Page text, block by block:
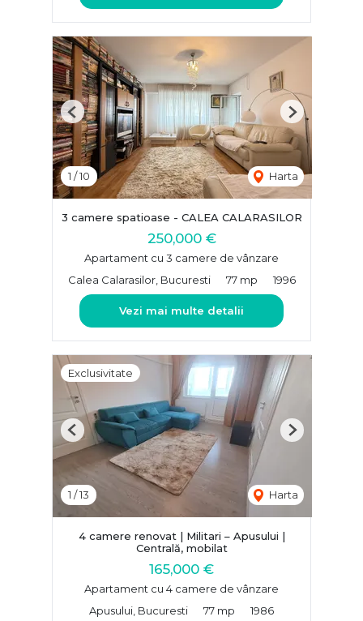
1 /10 Harta
Previous Next
3 camere spatioase - CALEA CALARASILOR
250,000 €
Apartament cu 3 camere de vânzare
Calea Calarasilor, Bucuresti
77 mp 1996
Vezi mai multe detalii
Exclusivitate
1 /13 Harta
Previous Next
4 camere renovat | Militari – Apusului |
Centrală, mobilat
165,000 €
Apartament cu 4 camere de vânzare
Apusului, Bucuresti
77 mp 1986